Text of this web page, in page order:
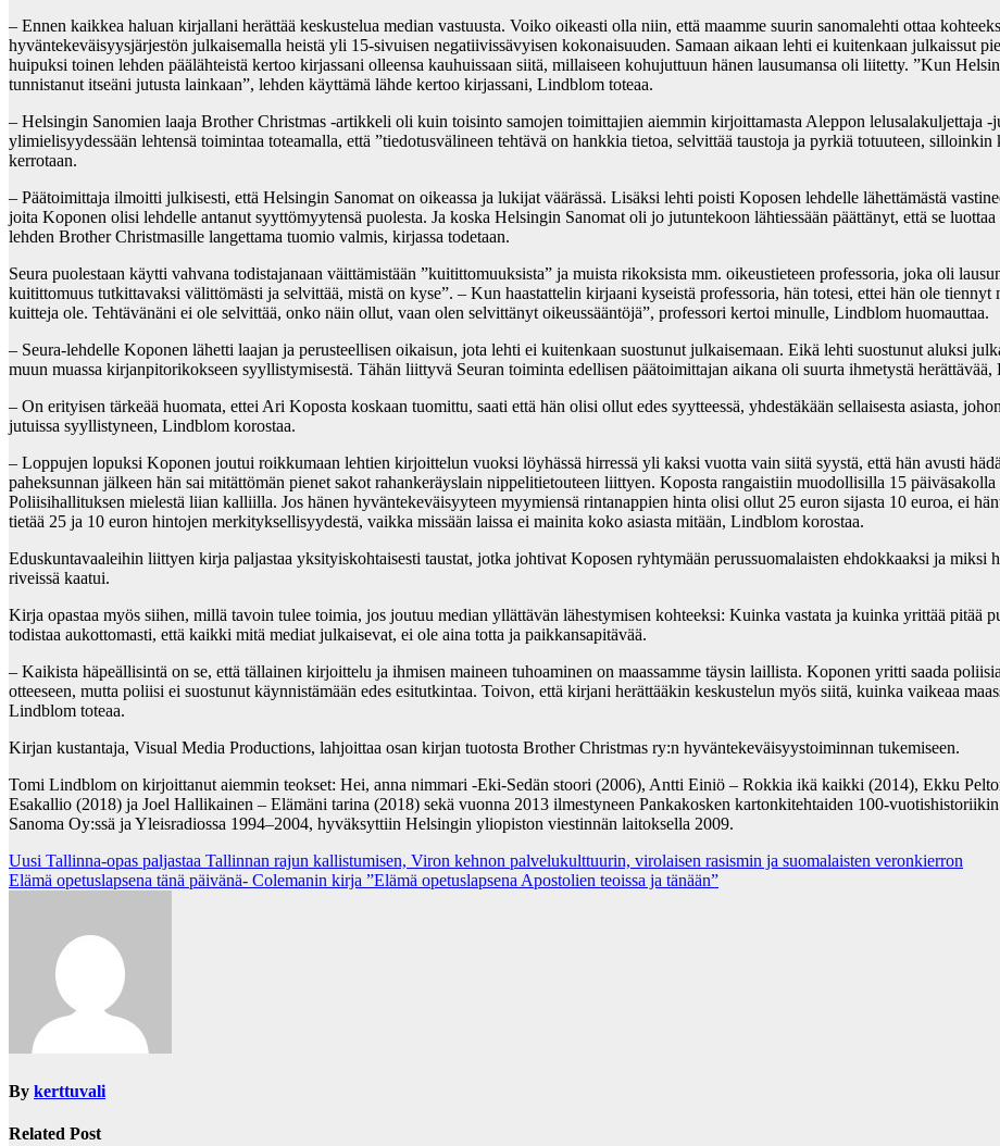
– Ennen kaikkea haluan kirjallani herättää keskustelua median vastuusta. Voiko oikeasti olla niin, että maamme suurin sanomalehti ottaa
hyväntekeväisyysjärjestön julkaisemalla heistä yli 15-sivuisen negatiivissävyisen kokonaisuuden. Samaan aikaan lehti ei kuitenkaan julkaissut
huipuksi toinen lehden päälähteistä kertoo kirjassani olleensa kauhuissaan siitä, millaiseen kohujuttuun hänen lausumansa oli liitetty. ”Kun
tunnistanut itseäni jutusta lainkaan”, lehden käyttämä lähde kertoo kirjassani, Lindblom toteaa.
– Helsingin Sanomien laaja Brother Christmas -artikkeli oli kuin toisinto samojen toimittajien aiemmin kirjoittamasta Aleppon lelusalakuljettaja -
ylimielisyydessään lehtensä toimintaa toteamalla, että ”tiedotusvälineen tehtävä on hankkia tietoa, selvittää taustoja ja pyrkiä totuuteen,
kerrotaan.
– Päätoimittaja ilmoitti julkisesti, että Helsingin Sanomat on oikeassa ja lukijat väärässä. Lisäksi lehti poisti Koposen lehdelle lähettämästä
joita Koponen olisi lehdelle antanut syyttömyytensä puolesta. Ja koska Helsingin Sanomat oli jo jutuntekoon lähtiessään päättänyt, että se
lehden Brother Christmasille langettama tuomio valmis, kirjassa todetaan.
Seura puolestaan käytti vahvana todistajanaan väittämistään ”kuitittomuuksista” ja muista rikoksista mm. oikeustieteen professoria, joka oli
kuitittomuus tutkittavaksi välittömästi ja selvittää, mistä on kyse”. – Kun haastattelin kirjaani kyseistä professoria, hän totesi, ettei hän ole
kuitteja ole. Tehtävänäni ei ole selvittää, onko näin ollut, vaan olen selvittänyt oikeussääntöjä”, professori kertoi minulle, Lindblom huomauttaa.
– Seura-lehdelle Koponen lähetti laajan ja perusteellisen oikaisun, jota lehti ei kuitenkaan suostunut julkaisemaan. Eikä lehti suostunut aluksi
muun muassa kirjanpitorikokseen syyllistymisestä. Tähän liittyvä Seuran toiminta edellisen päätoimittajan aikana oli suurta ihmetystä
– On erityisen tärkeää huomata, ettei Ari Koposta koskaan tuomittu, saati että hän olisi ollut edes syytteessä, yhdestäkään sellaisesta asiasta,
jutuissa syyllistyneen, Lindblom korostaa.
– Loppujen lopuksi Koponen joutui roikkumaan lehtien kirjoittelun vuoksi löyhässä hirressä yli kaksi vuotta vain siitä syystä, että hän avusti
paheksunnan jälkeen hän sai mitättömän pienet sakot rahankeräyslain nippelitietouteen liittyen. Koposta rangaistiin muodollisilla 15
Poliisihallituksen mielestä liian kalliilla. Jos hänen hyväntekeväisyyteen myymiensä rintanappien hinta olisi ollut 25 euron sijasta 10 euroa, ei
tietää 25 ja 10 euron hintojen merkityksellisyydestä, vaikka missään laissa ei mainita koko asiasta mitään, Lindblom korostaa.
Eduskuntavaaleihin liittyen kirja paljastaa yksityiskohtaisesti taustat, jotka johtivat Koposen ryhtymään perussuomalaisten ehdokkaaksi ja miksi
riveissä kaatui.
Kirja opastaa myös siihen, millä tavoin tulee toimia, jos joutuu median yllättävän lähestymisen kohteeksi: Kuinka vastata ja kuinka yrittää pitää
todistaa aukottomasti, että kaikki mitä mediat julkaisevat, ei ole aina totta ja paikkansapitävää.
– Kaikista häpeällisintä on se, että tällainen kirjoittelu ja ihmisen maineen tuhoaminen on maassamme täysin laillista. Koponen yritti saada
otteeseen, mutta poliisi ei suostunut käynnistämään edes esitutkintaa. Toivon, että kirjani herättääkin keskustelun myös siitä, kuinka vaikeaa
Lindblom toteaa.
Kirjan kustantaja, Visual Media Productions, lahjoittaa osan kirjan tuotosta Brother Christmas ry:n hyväntekeväisyystoiminnan tukemiseen.
Tomi Lindblom on kirjoittanut aiemmin teokset: Hei, anna nimmari -Eki-Sedän stoori (2006), Antti Einiö – Rokkia ikä kaikki (2014), Ekku
Esakallio (2018) ja Joel Hallikainen – Elämäni tarina (2018) sekä vuonna 2013 ilmestyneen Pankakosken kartonkitehtaiden 100-
Sanoma Oy:ssä ja Yleisradiossa 1994–2004, hyväksyttiin Helsingin yliopiston viestinnän laitoksella 2009.
Post
navigation
Uusi Tallinna-opas paljastaa Tallinnan rajun kallistumisen, Viron kehnon palvelukulttuurin, virolaisen rasismin ja suomalaisten veronkierron
Elämä opetuslapsena tänä päivänä- Colemanin kirja ”Elämä opetuslapsena Apostolien teoissa ja tänään”
By kerttuvali
Related Post